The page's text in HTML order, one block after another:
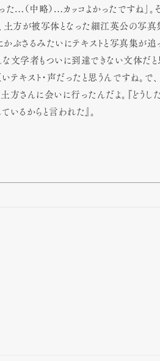
た…（中略）…カッコよかったですね」。
土方が被写体となった細江英公の写真
ぶさるみたいにテキストと写真集が追
文学者もついに到達できない文体だ
キスト・声だったと思うんですね。で
方さんに会いに行ったんだよ。『どうし
いるからと言われた』。